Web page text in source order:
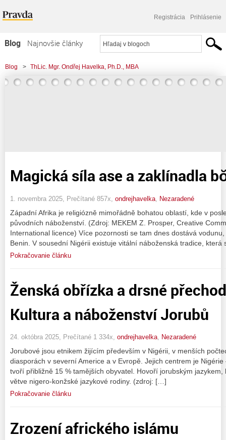
Registrácia Prihlásenie
Blog
Najnovšie články
Najčítanejšie články
Najkomentovanejšie články
Blog > ThLic. Mgr. Ondřej Havelka, Ph.D., MBA
Magická síla ase a zaklínadla
1. novembra 2025, Prečítané 857x, ondrejhavelka Nezaradené
Západní Afrika je religiózně mimořádně bohatou oblastí, kde v
původních náboženství. (Zdroj: MEKEM Z. Prosper, Creative
International licence) Více pozornosti se tam dnes dostává
Benin. V sousední Nigérii existuje vitální náboženská tradice,
Pokračovanie článku
Ženská obřízka a drsné
Kultura a náboženství Jorubů
24. októbra 2025, Prečítané 1 334x, ondrejhavelka, Nezaradené
Jorubové jsou etnikem žijícím především v Nigérii, v menších
diasporách v severní Americe a v Evropě. Jejich centrem je
tvoří přibližně 15 % tamějších obyvatel. Hovoří jorubským
větve nigero-konžské jazykové rodiny. (zdroj: […]
Pokračovanie článku
Zrození afrického islámu